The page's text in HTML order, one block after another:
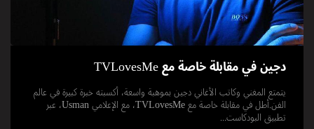
دجين في مقابلة خاصة مع TVLovesMe
يتمتع المغني وكاتب الأغاني دجين بموهبة واسعة، أكسبته خبرة كبيرة في عالم
الفن.أطل في مقابلة خاصة مع TVLovesMe، مع الإعلامي Usman، عبر
تطبيق البودكاست...